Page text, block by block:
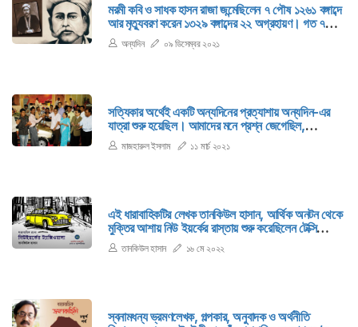
মরমী কবি ও সাধক হাসন রাজা জন্মেছিলেন ৭ পৌষ ১২৬১ বঙ্গাব্দে
আর মৃত্যুবরণ করেন ১৩২৯ বঙ্গাব্দের ২২ অগ্রহায়ণ। গত ৭
ডিসেম্বর ছিল ১৪২৮-এর ২২ অক্টোবর। অর্থাৎ ওই দিন ছিল
হাসন রাজার ৯৯তম প্রয়াণ দিবস।
অন্যদিন ০৯ ডিসেম্বর ২০২১
সত্যিকার অর্থেই একটি অন্যদিনের প্রত্যাশায় অন্যদিন-এর
যাত্রা শুরু হয়েছিল। আমাদের মনে প্রশ্ন জেগেছিল,
বাংলাদেশে একটি সুন্দর আধুনিক পত্রিকা কেন প্রকাশিত হবে না?
যে পত্রিকায় আমাদের শিল্প, সাহিত্য, সংস্কৃতির নানাদিক বিধৃত
মাজহারুল ইসলাম ১১ মার্চ ২০২১
এই ধারাবাহিকটির লেখক তানকিউল হাসান, আর্থিক অনটন থেকে
মুক্তির আশায় নিউ ইয়র্কের রাস্তায় শুরু করেছিলেন টেক্সি
চালানো। সেই সময় তিনি মুখোমুখি হন বিচিত্র অভিজ্ঞতার।
সেইসব ঘটনাই ফুটে উঠেছে এই ধারাবাহিক রচনায়।
তানকিউল হাসান ১৬ মে ২০২২
স্বনামধন্য ভ্রমণলেখক, গল্পকার, অনুবাদক ও অর্থনীতি